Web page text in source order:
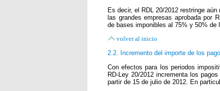
Es decir, el RDL 20/2012 restringe
las grandes empresas aprobada por
de bases imponibles al 75% y 50%
volver al inicio
2.2. Incremento del importe de los
Con efectos para los periodos
RD-Ley 20/2012 incrementa los
partir de 15 de julio de 2012 . En